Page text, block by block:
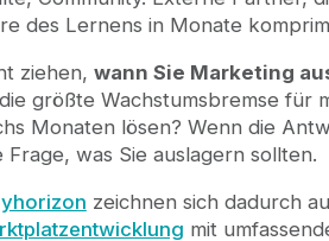
des Lernens in Monate
ziehen, wann Sie Marketing
größte Wachstumsbremse für
Monaten lösen? Wenn die
was Sie auslagern sollten.
zeichnen sich dadurch
mit